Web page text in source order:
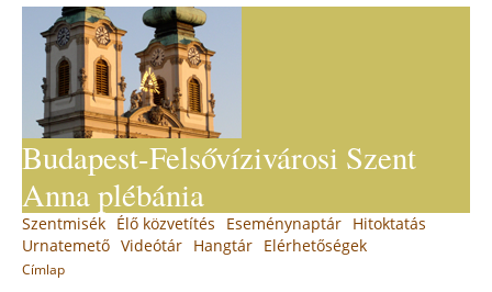
navigation
Budapest-Felsővízivárosi Szent
Anna plébánia
Címlap
Back
to
top
Main
menu
Szentmisék Élő közvetítés Eseménynaptár Hitoktatás
Urnatemető Videótár Hangtár Elérhetőségek